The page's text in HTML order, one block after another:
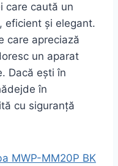
care caută un
eficient și elegant.
care apreciază
un aparat
Dacă ești în
în
cu siguranță
MWP-MM20P BK